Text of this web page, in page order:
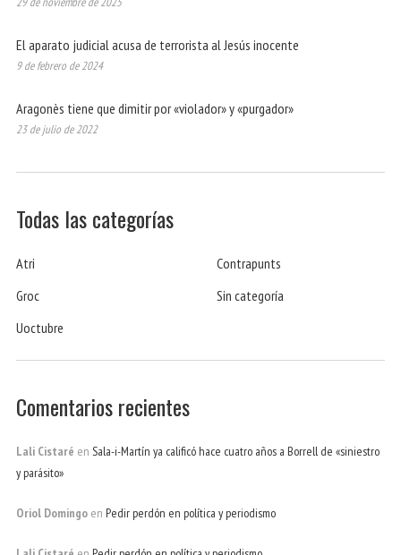
El aparato judicial acusa de terrorista al Jesús inocente
9 de febrero de 2024
Aragonès tiene que dimitir por «violador» y «purgador»
23 de julio de 2022
Todas las categorías
Atri
Contrapunts
Groc
Sin categoría
Uoctubre
Comentarios recientes
Lali Cistaré en Sala-i-Martín ya calificó hace cuatro años a Borrell de «siniestro
y parásito»
Oriol Domingo en Pedir perdón en política y periodismo